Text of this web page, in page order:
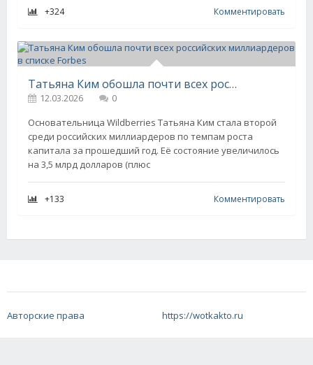
+324 Комментировать
Татьяна Ким обошла почти всех российских миллиардеров в списке Forbes
12.03.2026
0
Основательница Wildberries Татьяна Ким стала второй
среди российских миллиардеров по темпам роста
капитала за прошедший год. Её состояние увеличилось
на 3,5 млрд долларов (плюс
+133 Комментировать
Авторские права https://wotkakto.ru